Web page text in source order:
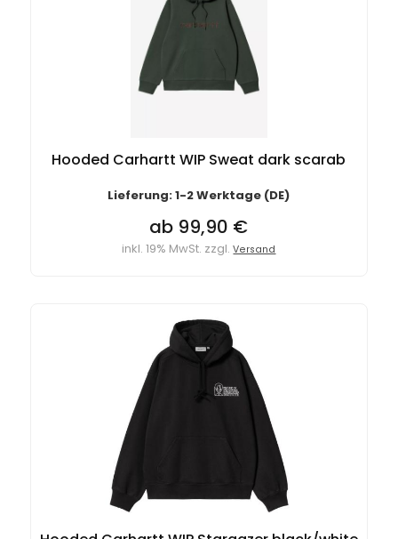
Hooded Carhartt WIP Sweat dark scarab
Lieferung: 1-2 Werktage (DE)
ab 99,90 €
inkl. 19% MwSt. zzgl.Versand